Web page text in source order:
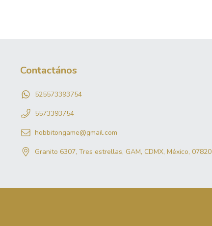
Contactános
525573393754
5573393754
hobbitongame@gmail.com
Granito 6307, Tres estrellas, GAM, CDMX, México, 07820